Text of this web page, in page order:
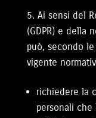
Ai sensi del
(GDPR) e della
può, secondo
vigente
richiedere la
personali